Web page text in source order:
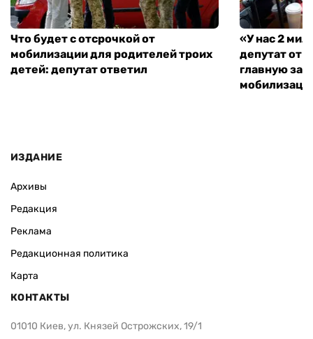
Что будет с отсрочкой от
мобилизации для родителей троих
детей: депутат ответил
«У нас 2
депутат от
главную
ИЗДАНИЕ
Архивы
Редакция
Реклама
Редакционная политика
Карта
КОНТАКТЫ
01010 Киев, ул. Князей Острожских, 19/1